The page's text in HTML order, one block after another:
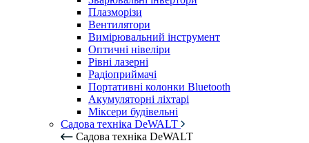
Плазморізи
Вентилятори
Вимірювальний інструмент
Оптичні нівеліри
Рівні лазерні
Радіоприймачі
Портативні колонки Bluetooth
Акумуляторні ліхтарі
Міксери будівельні
Садова техніка DeWALT
Садова техніка DeWALT